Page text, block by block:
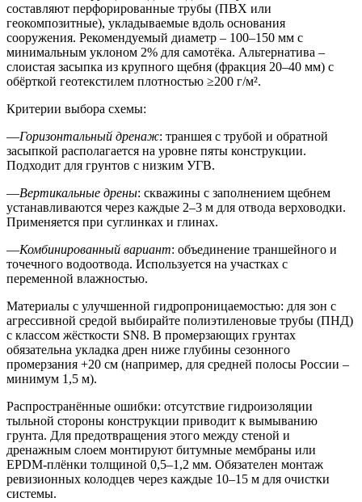
составляют перфорированные трубы (ПВХ или
геокомпозитные), укладываемые вдоль основания
сооружения. Рекомендуемый диаметр – 100–150 мм с
минимальным уклоном 2% для самотёка. Альтернатива –
слоистая засыпка из крупного щебня (фракция 20–40 мм) с
обёрткой геотекстилем плотностью ≥200 г/м².
Критерии выбора схемы:
—Горизонтальный дренаж: траншея с трубой и обратной
засыпкой располагается на уровне пяты конструкции.
Подходит для грунтов с низким УГВ.
—Вертикальные дрены: скважины с заполнением щебнем
устанавливаются через каждые 2–3 м для отвода верховодки.
Применяется при суглинках и глинах.
—Комбинированный вариант: объединение траншейного и
точечного водоотвода. Используется на участках с
переменной влажностью.
Материалы с улучшенной гидропроницаемостью: для зон с
агрессивной средой выбирайте полиэтиленовые трубы (ПНД)
с классом жёсткости SN8. В промерзающих грунтах
обязательна укладка дрен ниже глубины сезонного
промерзания +20 см (например, для средней полосы России –
минимум 1,5 м).
Распространённые ошибки: отсутствие гидроизоляции
тыльной стороны конструкции приводит к вымыванию
грунта. Для предотвращения этого между стеной и
дренажным слоем монтируют битумные мембраны или
EPDM-плёнки толщиной 0,5–1,2 мм. Обязателен монтаж
ревизионных колодцев через каждые 10–15 м для очистки
системы.